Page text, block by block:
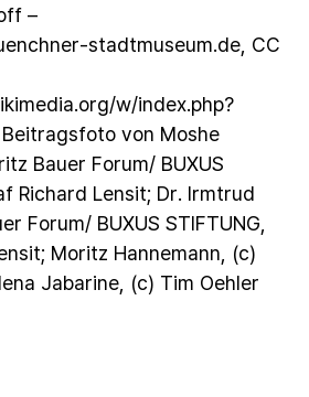
–
stadtmuseum.de, CC
w/index.php?
von Moshe
Bauer Forum/ BUXUS
Richard Lensit; Dr. Irmtrud
Forum/ BUXUS STIFTUNG,
Moritz Hannemann, (c)
Jabarine, (c) Tim Oehler